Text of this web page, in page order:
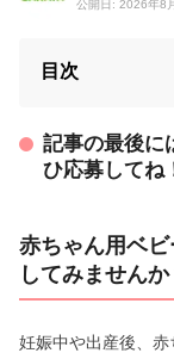
公開日: 2026年8
目次
記事の最後に
ひ応募してね
赤ちゃん用ベ
してみませんか
妊娠中や出産後、